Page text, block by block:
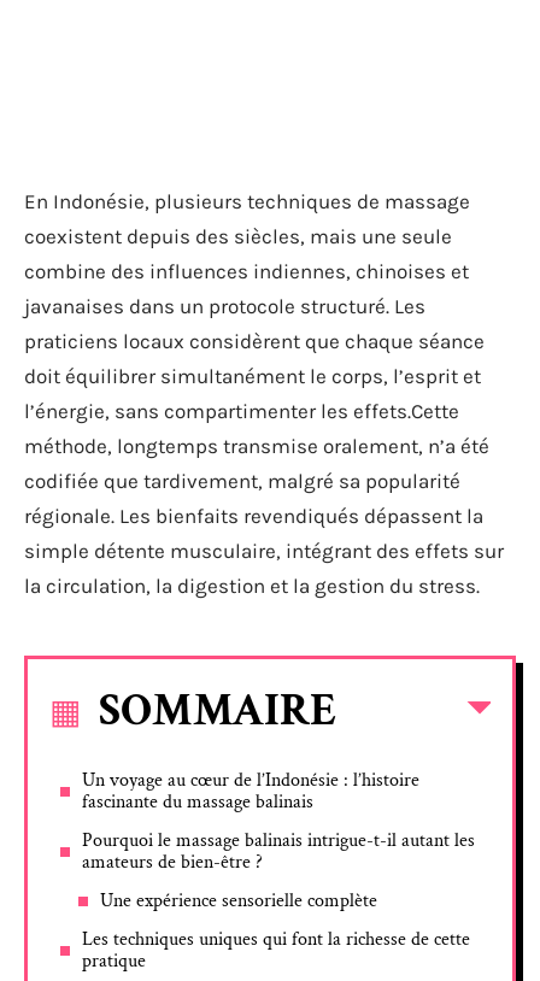
En Indonésie, plusieurs techniques de massage
coexistent depuis des siècles, mais une seule
combine des influences indiennes, chinoises et
javanaises dans un protocole structuré. Les
praticiens locaux considèrent que chaque séance
doit équilibrer simultanément le corps, l’esprit et
l’énergie, sans compartimenter les effets.Cette
méthode, longtemps transmise oralement, n’a été
codifiée que tardivement, malgré sa popularité
régionale. Les bienfaits revendiqués dépassent la
simple détente musculaire, intégrant des effets sur
la circulation, la digestion et la gestion du stress.
SOMMAIRE
Un voyage au cœur de l’Indonésie : l’histoire
fascinante du massage balinais
Pourquoi le massage balinais intrigue-t-il autant les
amateurs de bien-être ?
Une expérience sensorielle complète
Les techniques uniques qui font la richesse de cette
pratique